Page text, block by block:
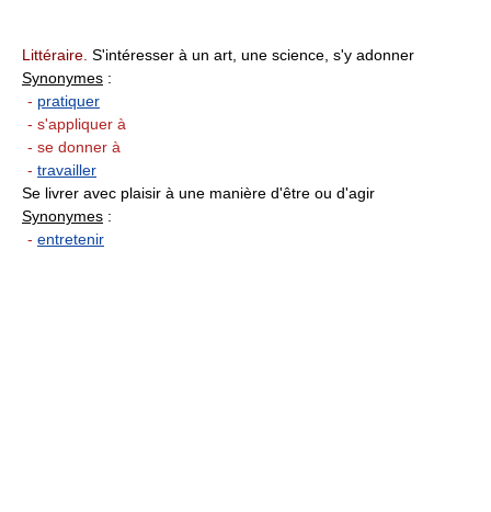
Littéraire. S'intéresser à un art, une science, s'y adonner
Synonymes :
- pratiquer
- s'appliquer à
- se donner à
- travailler
Se livrer avec plaisir à une manière d'être ou d'agir
Synonymes :
- entretenir